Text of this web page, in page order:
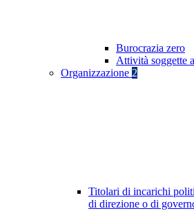
Burocrazia zero
Attività soggette
Organizzazione 2
Titolari di incarichi
di direzione o di